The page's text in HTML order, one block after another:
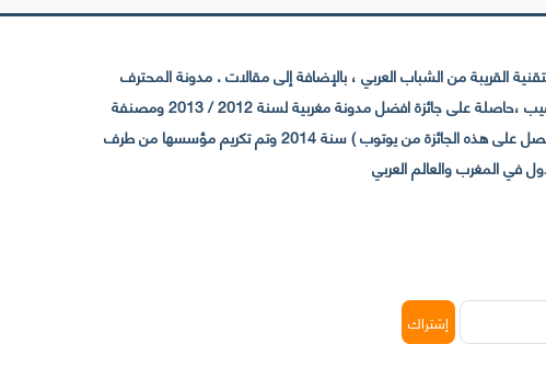
من الشباب العربي ، بالإضافة إلى مقالات . مدونة المحترف
تأسست سنة 2009 حيث تستقطب الآن عدد كبير من الزوار من كافة ربوع الوطن العربي ، حيث ان مقرها الرئيسي بالمغرب و مديرها امين رغيب ،حاصلة على جائزة افضل مدونة مغربية لسنة 2012 / 2013 ومصنفة
ضمن افضل 10 مدونات عربية حسب المركز الدولي للصحفيين ICFJ سنة 2013 وحاصلة على الجائزة الفضية من يوتوب (اول قناة مغربية تحصل على هذه الجائزة من يوتوب ) سنة 2014 وتم تكريم مؤسسها من طرف